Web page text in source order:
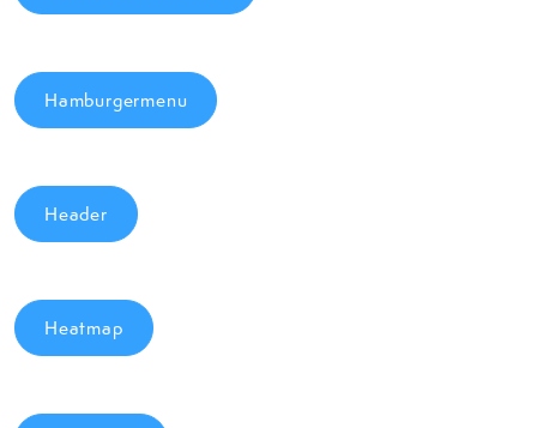
Hamburgermenu
Header
Heatmap